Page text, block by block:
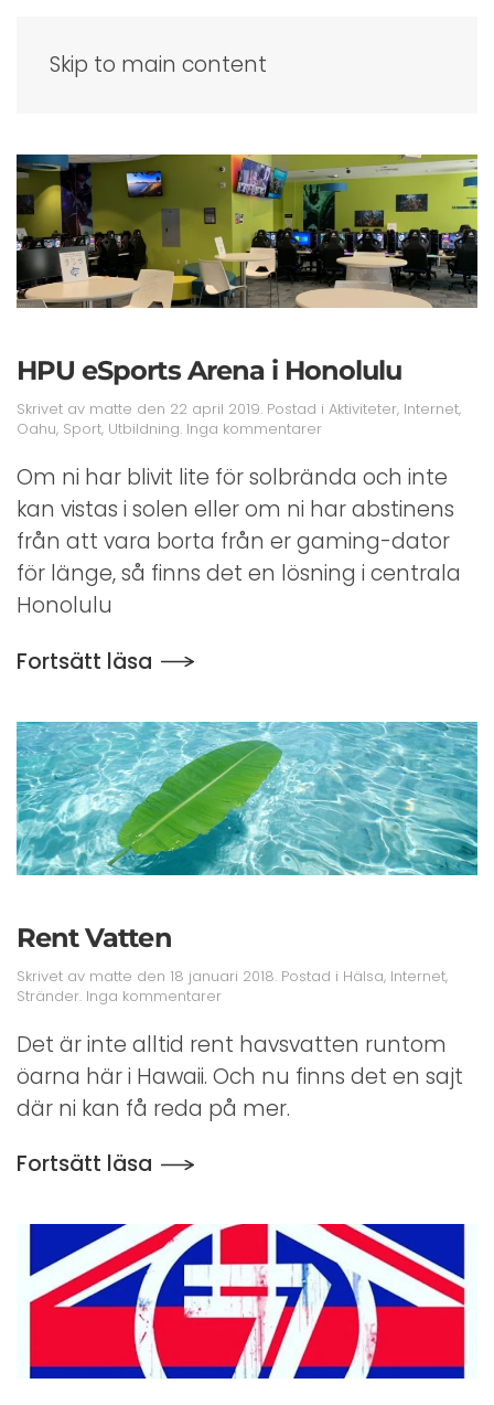
Skip to main content
HPU eSports Arena i Honolulu
Skrivet av matte den 22 april 2019. Postad i Aktiviteter, Internet,
Oahu, Sport, Utbildning. Inga kommentarertill
eSports
Arena
i
Honolulu
Om ni har blivit lite för solbrända och inte
kan vistas i solen eller om ni har abstinens
från att vara borta från er gaming-dator
för länge, så finns det en lösning i centrala
Honolulu
Fortsätt läsa
Rent Vatten
Skrivet av matte den 18 januari 2018. Postad i Hälsa, Internet,
Stränder. Inga kommentarertill
Vatten
Det är inte alltid rent havsvatten runtom
öarna här i Hawaii. Och nu finns det en sajt
där ni kan få reda på mer.
Fortsätt läsa